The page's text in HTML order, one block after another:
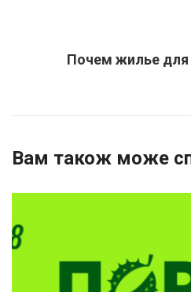
Почем жилье для
Вам також може